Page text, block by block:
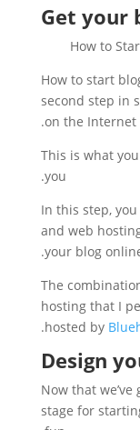
How to start
second step in
on the Internet.
This is what
you.
In this step,
and web
your blog
The
hosting that I
hosted by
.
Now that
stage for